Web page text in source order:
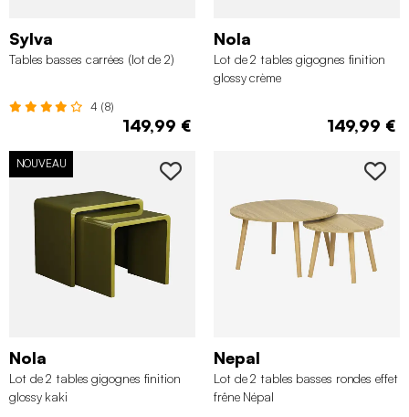
Sylva
Tables basses carrées (lot de 2)
4 (8)
149,99 €
Nola
Lot de 2 tables gigognes finition
glossy crème
149,99 €
NOUVEAU
Nola
Lot de 2 tables gigognes finition
glossy kaki
Nepal
Lot de 2 tables basses rondes effet
frêne Népal